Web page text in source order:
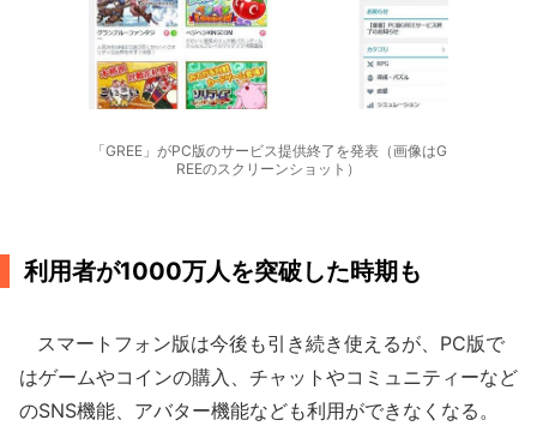
「GREE」がPC版のサービス提供終了を発表（画像はG
REEのスクリーンショット）
利用者が1000万人を突破した時期も
スマートフォン版は今後も引き続き使えるが、PC版で
はゲームやコインの購入、チャットやコミュニティーなど
のSNS機能、アバター機能なども利用ができなくなる。